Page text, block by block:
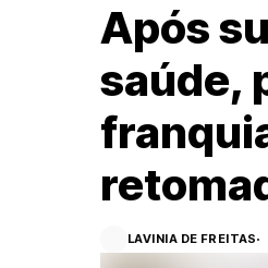
Após
saúde,
LAVINIA DE FREITAS